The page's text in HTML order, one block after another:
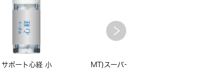
サポート心経 小
MT)スーパーブレッシング 50mlス